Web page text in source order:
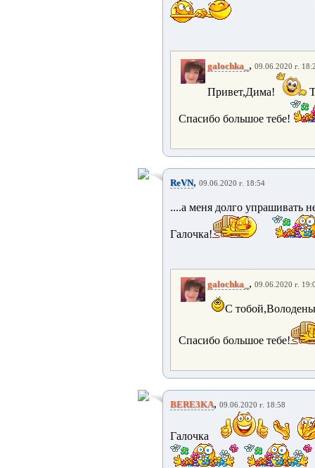
galochka_ , 09.06.2020 г.
Привет,Дима!
Спасибо большое тебе!
ReVN, 09.06.2020 г. 18:54
....а меня долго упрашивать
Галочка!
galochka_ , 09.06.2020 г.
С
Спасибо большое тебе!
BERE3KA, 09.06.2020 г. 18:58
Галочка